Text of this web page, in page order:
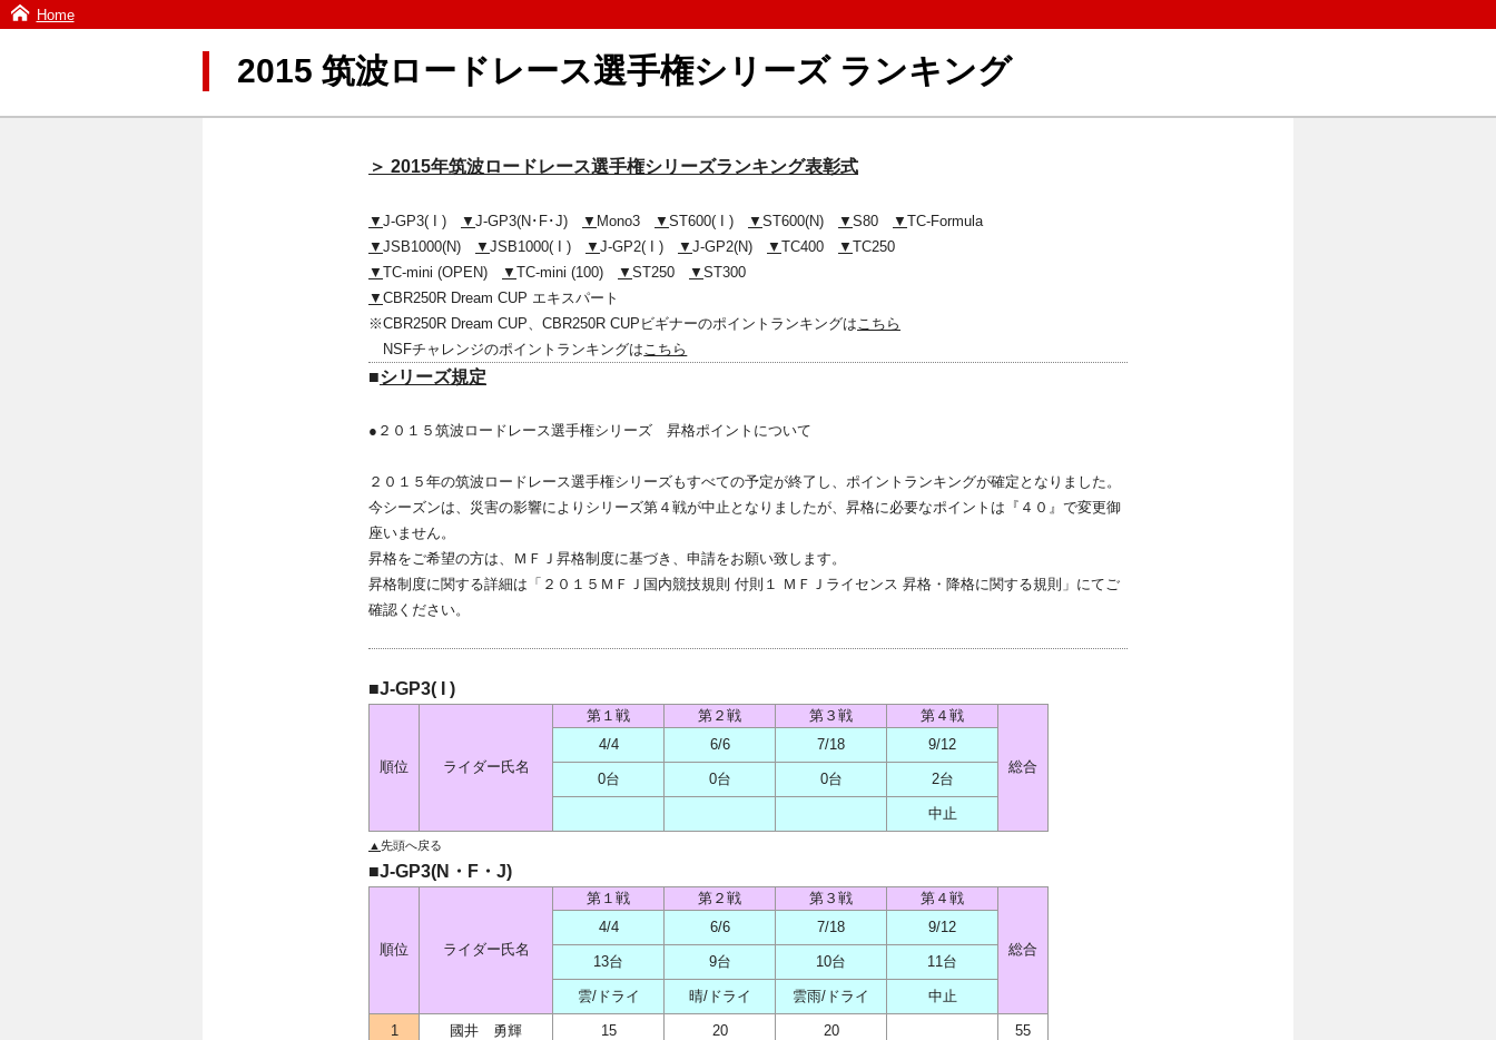
Home
2015 筑波ロードレース選手権シリーズ ランキング
＞ 2015年筑波ロードレース選手権シリーズランキング表彰式
▼ J-GP3( I ) ▼ J-GP3(N･F･J) ▼ Mono3 ▼ ST600( I ) ▼ ST600(N) ▼ S80 ▼ TC-Formula
▼ JSB1000(N) ▼ JSB1000( I ) ▼ J-GP2( I ) ▼ J-GP2(N) ▼ TC400 ▼ TC250
▼ TC-mini (OPEN) ▼ TC-mini (100) ▼ ST250 ▼ ST300
▼ CBR250R Dream CUP エキスパート
※CBR250R Dream CUP、CBR250R CUPビギナーのポイントランキングはこちら
NSFチャレンジのポイントランキングはこちら
■シリーズ規定
●２０１５筑波ロードレース選手権シリーズ 昇格ポイントについて
２０１５年の筑波ロードレース選手権シリーズもすべての予定が終了し、ポイントランキングが確定となりました。
今シーズンは、災害の影響によりシリーズ第４戦が中止となりましたが、昇格に必要なポイントは『４０』で変更御
座いません。
昇格をご希望の方は、ＭＦＪ昇格制度に基づき、申請をお願い致します。
昇格制度に関する詳細は「２０１５ＭＦＪ国内競技規則 付則１ ＭＦＪライセンス 昇格・降格に関する規則」にてご
確認ください。
■J-GP3( I )
順位 ライダー氏名
第１戦 第２戦 第３戦 第４戦
総合
4/4 6/6 7/18 9/12
0台 0台 0台 2台
中止
▲ 先頭へ戻る
■J-GP3(N・F・J)
順位 ライダー氏名
第１戦 第２戦 第３戦 第４戦
総合
4/4 6/6 7/18 9/12
13台 9台 10台 11台
雲/ドライ 晴/ドライ 雲雨/ドライ 中止
1 國井 勇輝 15 20 20 55